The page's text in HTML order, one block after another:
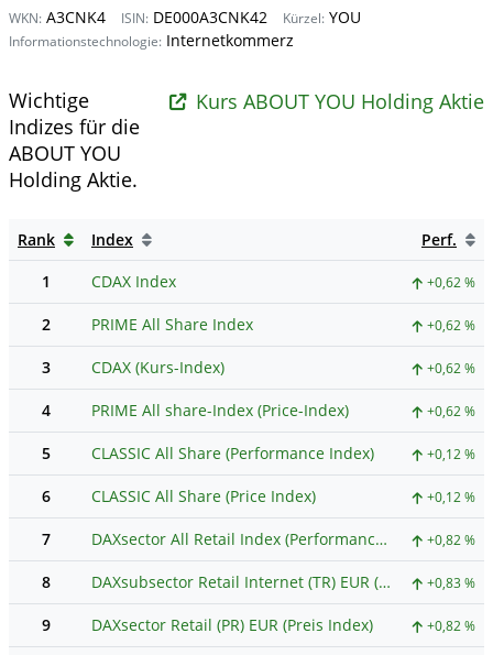
WKN: A3CNK4 ISIN: DE000A3CNK42 Kürzel: YOU
Informationstechnologie: Internetkommerz
Wichtige
Indizes für die
ABOUT YOU
Holding Aktie.
Kurs ABOUT YOU Holding Aktie
Rank Index
Perf.
1
CDAX Index +0,62 %
2 PRIME All Share Index +0,62 %
3 CDAX (Kurs-Index) +0,62 %
4 PRIME All share-Index (Price-Index) +0,62 %
5 CLASSIC All Share (Performance Index) +0,12 %
6 CLASSIC All Share (Price Index) +0,12 %
7 DAXsector All Retail Index (Performance-Index) +0,82 %
8 DAXsubsector Retail Internet (TR) EUR (Performance Index) +0,83 %
9 DAXsector Retail (PR) EUR (Preis Index) +0,82 %